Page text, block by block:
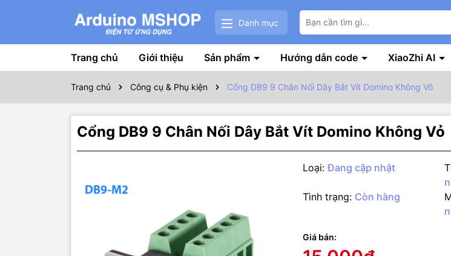
Danh mục
Trang chủ Giới thiệu Sản phẩm Hướng dẫn code XiaoZhi AI
Trang chủ Công cụ & Phụ kiện Cổng DB9 9 Chân Nối Dây Bắt Vít Domino Không Vỏ
Cổng DB9 9 Chân Nối Dây Bắt Vít Domino Không Vỏ
Loại: Đang cập nhật
Tình trạng: Còn hàng
Giá bán:
Thông số kỹ thuật
Sử dụng kết hợp các bộ chuyển đổi RS232/RS422/